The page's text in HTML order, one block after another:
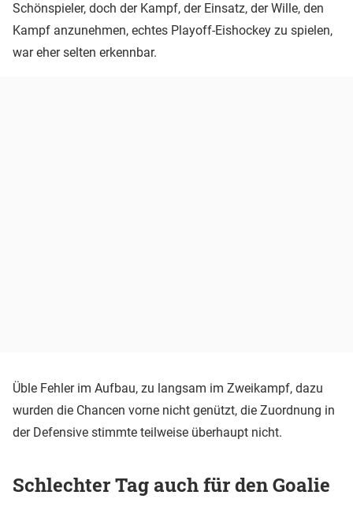
Schönspieler, doch der Kampf, der Einsatz, der Wille, den
Kampf anzunehmen, echtes Playoff-Eishockey zu spielen,
war eher selten erkennbar.
Üble Fehler im Aufbau, zu langsam im Zweikampf, dazu
wurden die Chancen vorne nicht genützt, die Zuordnung in
der Defensive stimmte teilweise überhaupt nicht.
Schlechter Tag auch für den Goalie